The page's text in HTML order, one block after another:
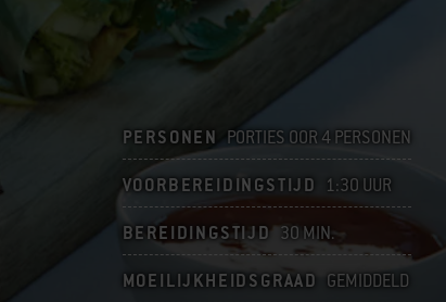
PERSONEN PORTIES OOR 4 PERSONEN
VOORBEREIDINGSTIJD 1:30 UUR
BEREIDINGSTIJD 30 MIN.
MOEILIJKHEIDSGRAAD GEMIDDELD